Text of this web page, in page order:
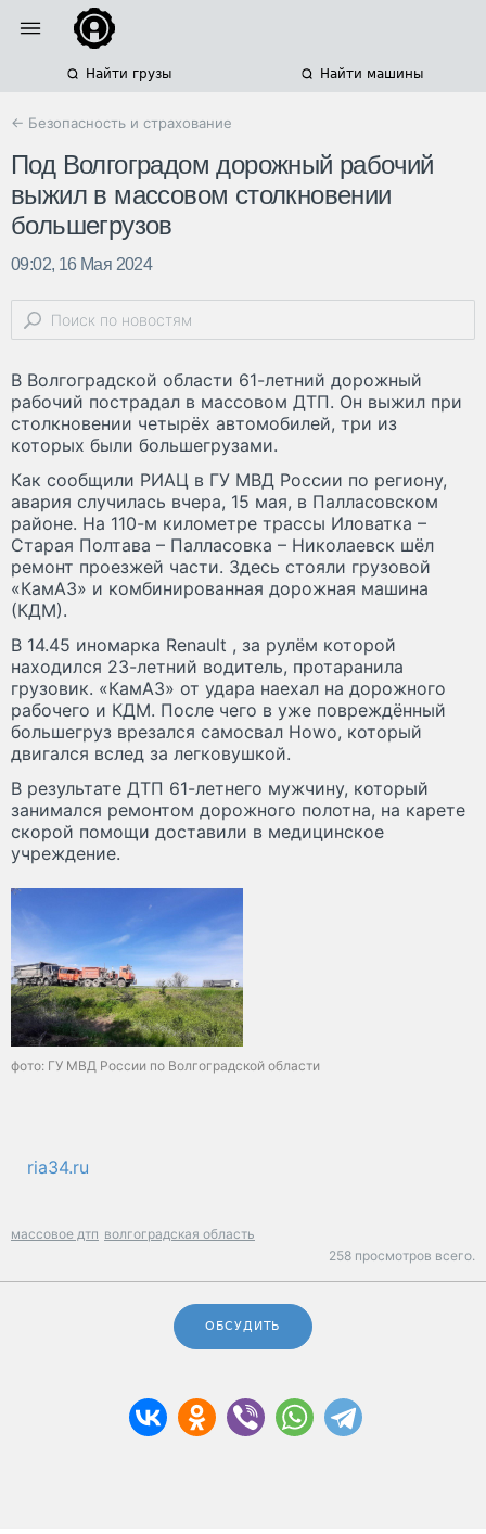
Найти грузы Найти машины
← Безопасность и страхование
Под Волгоградом дорожный рабочий
выжил в массовом столкновении
большегрузов
09:02, 16 Мая 2024
В Волгоградской области 61-летний дорожный
рабочий пострадал в массовом ДТП. Он выжил при
столкновении четырёх автомобилей, три из
которых были большегрузами.
Как сообщили РИАЦ в ГУ МВД России по региону,
авария случилась вчера, 15 мая, в Палласовском
районе. На 110-м километре трассы Иловатка –
Старая Полтава – Палласовка – Николаевск шёл
ремонт проезжей части. Здесь стояли грузовой
«КамАЗ» и комбинированная дорожная машина
(КДМ).
В 14.45 иномарка Renault , за рулём которой
находился 23-летний водитель, протаранила
грузовик. «КамАЗ» от удара наехал на дорожного
рабочего и КДМ. После чего в уже повреждённый
большегруз врезался самосвал Howo, который
двигался вслед за легковушкой.
В результате ДТП 61-летнего мужчину, который
занимался ремонтом дорожного полотна, на карете
скорой помощи доставили в медицинское
учреждение.
фото: ГУ МВД России по Волгоградской области
ria34.ru
массовое дтп волгоградская область
258 просмотров всего.
ОБСУДИТЬ